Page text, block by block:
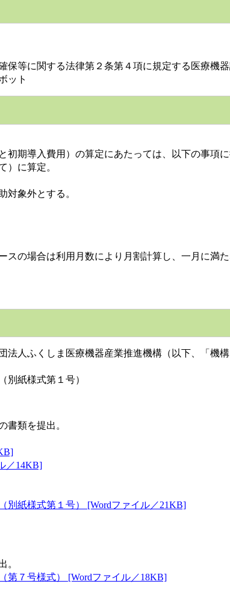
保等に関する法律第２条第４項に規定する医療機
ット
期導入費用）の算定にあたっては、以下の事項に
）に算定。
対象外とする。
スの場合は利用月数により月割計算し、一月に満
人ふくしま医療機器産業推進機構（以下、「機構
紙様式第１号）
類を提出。
／14KB]
別紙様式第１号） [Wordファイル／21KB]
。
第７号様式） [Wordファイル／18KB]